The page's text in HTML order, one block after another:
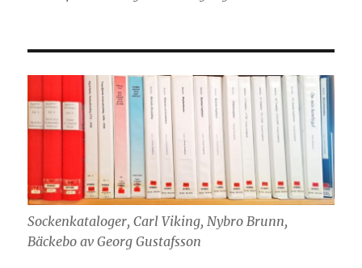
Sockenkataloger, Carl Viking, Nybro Brunn,
Bäckebo av Georg Gustafsson